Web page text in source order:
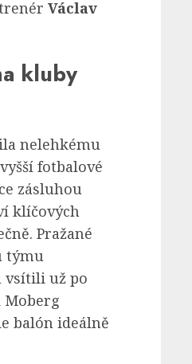
Václav
kluby
nelehkému
fotbalové
zásluhou
klíčových
Pražané
týmu
vsítili už po
Moberg
balón ideálně